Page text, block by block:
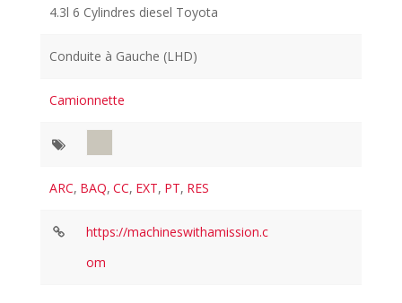
4.3l 6 Cylindres diesel Toyota
Conduite à Gauche (LHD)
Camionnette
ARC, BAQ, CC, EXT, PT, RES
https://machineswithamission.c
om